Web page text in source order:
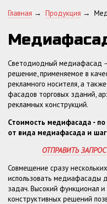
Главная → Продукция →
Светодиодный медиафасад
решение, применяемое в
рекламного носителя, а
фасадов торговых зданий,
рекламных конструкций.
Стоимость медифасада -
от вида медиафасада и
ОТПРАВИТЬ ЗАПРОС
Совмещение сразу
использовать медиафасады
задач. Высокий функционал
конструктивных решений